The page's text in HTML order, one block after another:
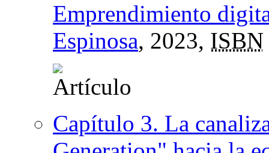
Emprendimiento
Espinosa, 2023, ISBN
Capítulo 3. La